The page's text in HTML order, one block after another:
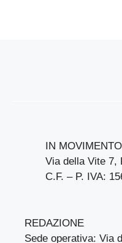
IN
Via della Vite 7,
C.F. – P. IVA:
REDAZIONE
Sede operativa: Via